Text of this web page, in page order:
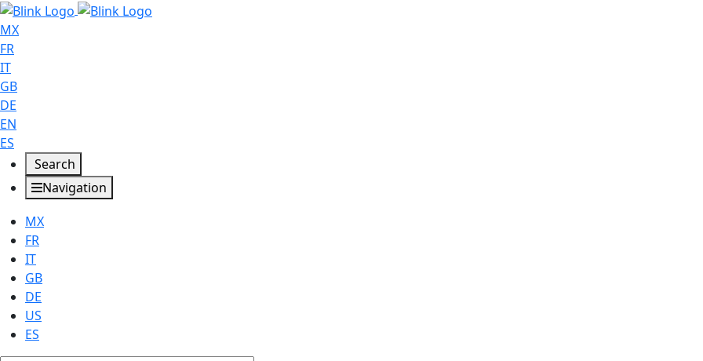
MX
FR
IT
GB
DE
EN
ES
Search
Navigation
MX
FR
IT
GB
DE
US
ES